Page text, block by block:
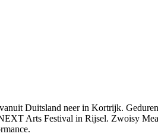
Duitsland neer in Kortrijk.
Arts Festival in Rijsel. Zwoisy